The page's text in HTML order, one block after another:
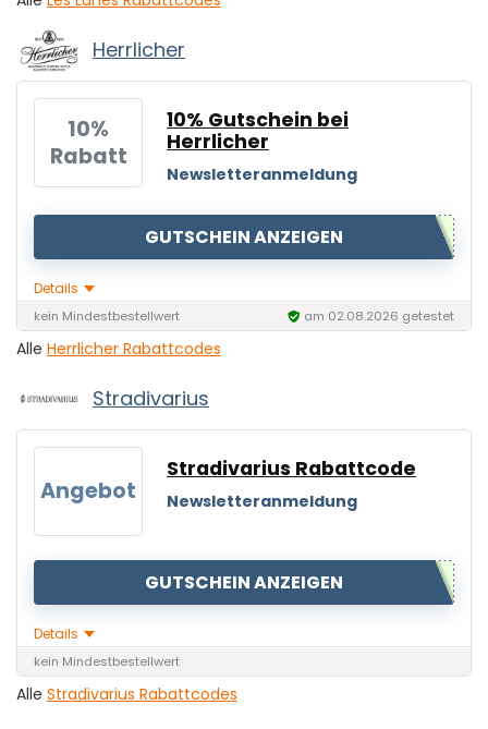
Herrlicher
10%
Rabatt
10% Gutschein bei
Herrlicher
Newsletteranmeldung
GUTSCHEIN ANZEIGEN
Details
kein Mindestbestellwert am 02.08.2026 getestet
Alle Herrlicher Rabattcodes
Stradivarius
Angebot
Stradivarius Rabattcode
Newsletteranmeldung
GUTSCHEIN ANZEIGEN
Details
kein Mindestbestellwert
Alle Stradivarius Rabattcodes